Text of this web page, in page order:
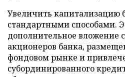
Увеличить капитализацию
стандартными способами.
дополнительное вложение
акционеров банка,
фондовом рынке и
субординированного